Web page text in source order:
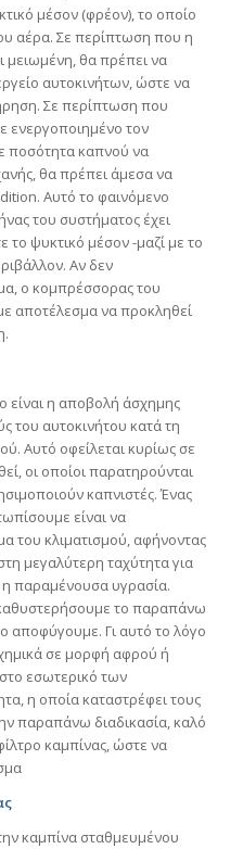
μέσον (φρέον), το οποίο
αέρα. Σε περίπτωση που η
μειωμένη, θα πρέπει να
αυτοκινήτων, ώστε να
Σε περίπτωση που
ενεργοποιημένο τον
ποσότητα καπνού να
θα πρέπει άμεσα να
Αυτό το φαινόμενο
του συστήματος έχει
το ψυκτικό μέσον -μαζί με το
Αν δεν
ο κομπρέσσορας του
αποτέλεσμα να προκληθεί
είναι η αποβολή άσχημης
του αυτοκινήτου κατά τη
Αυτό οφείλεται κυρίως σε
οι οποίοι παρατηρούνται
καπνιστές. Ένας
είναι να
του κλιματισμού, αφήνοντας
μεγαλύτερη ταχύτητα για
η παραμένουσα υγρασία.
το παραπάνω
αποφύγουμε. Γι αυτό το λόγο
σε μορφή αφρού ή
εσωτερικό των
η οποία καταστρέφει τους
παραπάνω διαδικασία, καλό
καμπίνας, ώστε να
καμπίνα σταθμευμένου